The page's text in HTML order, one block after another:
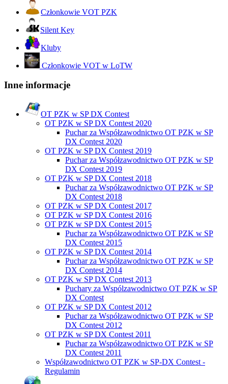
Członkowie VOT PZK
Silent Key
Kluby
Członkowie VOT w LoTW
Inne informacje
OT PZK w SP DX Contest
OT PZK w SP DX Contest 2020
Puchar za Współzawodnictwo OT PZK w SP
DX Contest 2020
OT PZK w SP DX Contest 2019
Puchar za Współzawodnictwo OT PZK w SP
DX Contest 2019
OT PZK w SP DX Contest 2018
Puchar za Współzawodnictwo OT PZK w SP
DX Contest 2018
OT PZK w SP DX Contest 2017
OT PZK w SP DX Contest 2016
OT PZK w SP DX Contest 2015
Puchar za Współzawodnictwo OT PZK w SP
DX Contest 2015
OT PZK w SP DX Contest 2014
Puchar za Współzawodnictwo OT PZK w SP
DX Contest 2014
OT PZK w SP DX Contest 2013
Puchary za Wspólzawodnictwo OT PZK w SP
DX Contest
OT PZK w SP DX Contest 2012
Puchar za Współzawodnictwo OT PZK w SP
DX Contest 2012
OT PZK w SP DX Contest 2011
Puchar za Współzawodnictwo OT PZK w SP
DX Contest 2011
Współzawodnictwo OT PZK w SP-DX Contest -
Regulamin